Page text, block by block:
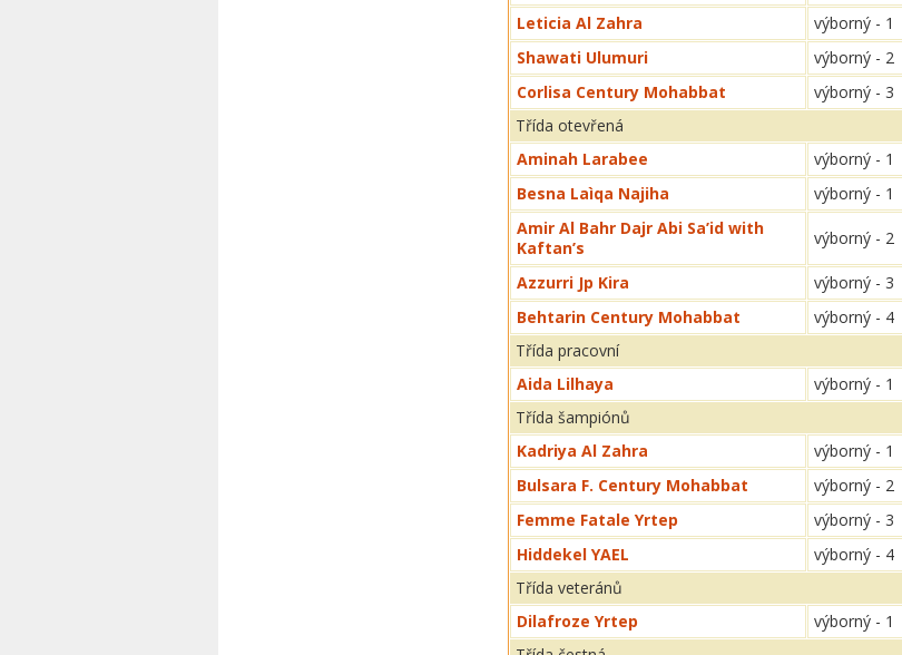
Leticia Al Zahra
výborný - 1
Shawati Ulumuri
výborný - 2
Corlisa Century Mohabbat
výborný - 3
Třída otevřená
Aminah Larabee
výborný - 1
Besna Laìqa Najiha
výborný - 1
Amir Al Bahr Dajr Abi Sa’id with
Kaftan’s
výborný - 2
Azzurri Jp Kira výborný - 3
Behtarin Century Mohabbat
výborný - 4
Třída pracovní
Aida Lilhaya
výborný - 1
Třída šampiónů
Kadriya Al Zahra
výborný - 1
Bulsara F. Century Mohabbat
výborný - 2
Femme Fatale Yrtep
výborný - 3
Hiddekel YAEL
výborný - 4
Třída veteránů
Dilafroze Yrtep
výborný - 1